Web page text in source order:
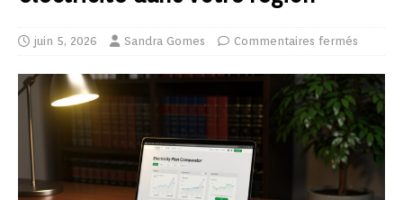
juin 5, 2026 Sandra Gomes Commentaires fermés